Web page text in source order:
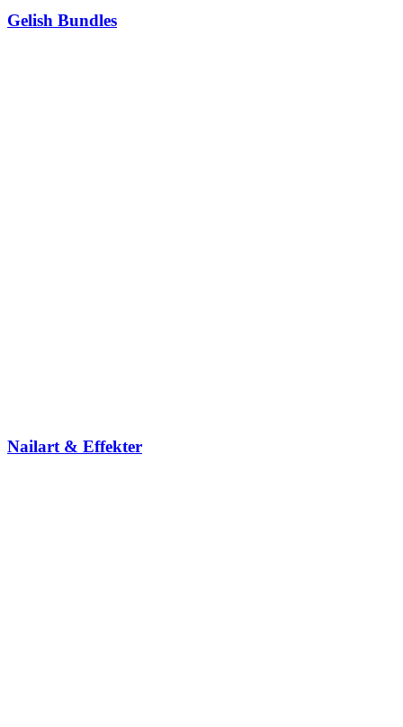
Gelish Bundles
Nailart & Effekter